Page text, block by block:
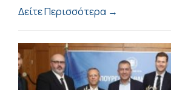
Δείτε Περισσότερα →